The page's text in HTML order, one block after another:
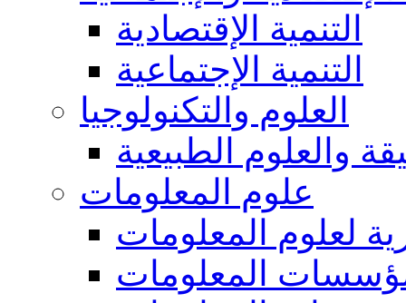
التنمية الإقتصادية
التنمية الإجتماعية
العلوم والتكنولوجيا
والعلوم الطبيعية
علوم المعلومات
لعلوم المعلومات
المعلومات